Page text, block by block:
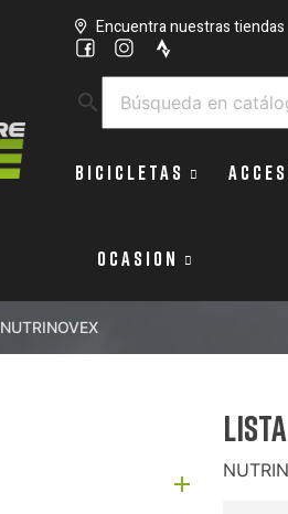
Encuentra nuestras tiendas
search
BICICLETAS
OCASION
NUTRINOVEX
